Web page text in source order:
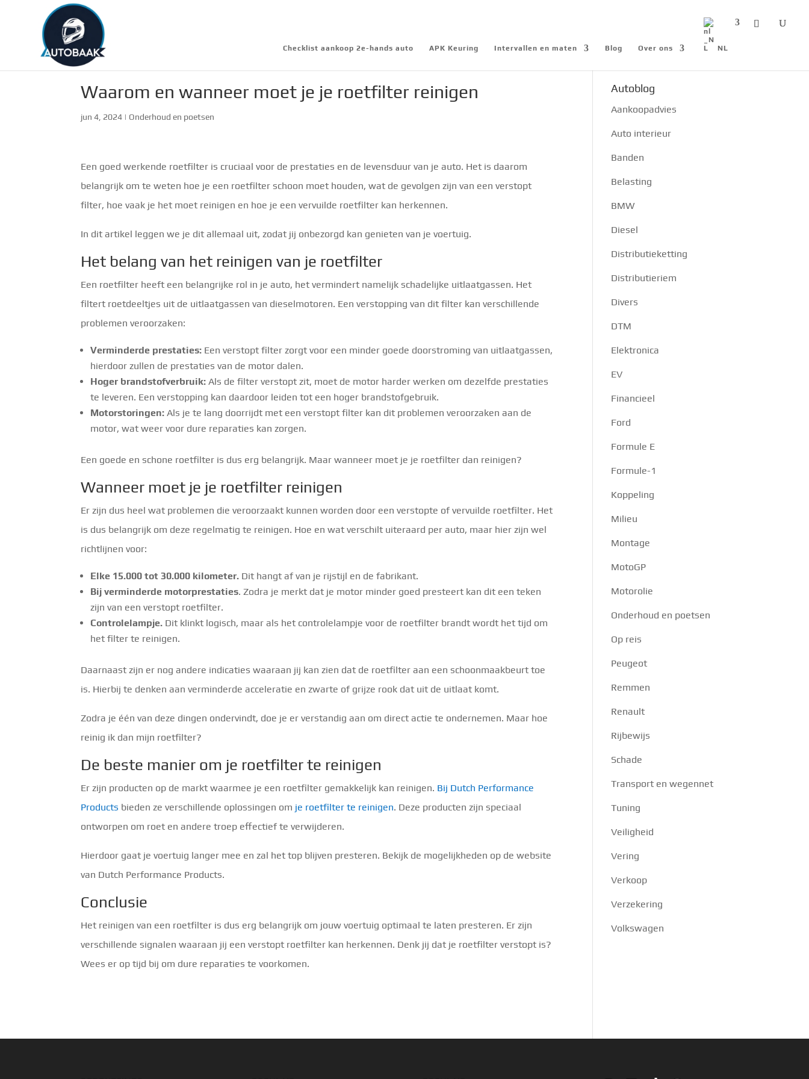
Checklist aankoop 2e-hands auto APK Keuring Intervallen en maten Blog Over ons NL
Waarom en wanneer moet je je roetfilter reinigen
jun 4, 2024 | Onderhoud en poetsen
Een goed werkende roetfilter is cruciaal voor de prestaties en de levensduur van je auto. Het is daarom
belangrijk om te weten hoe je een roetfilter schoon moet houden, wat de gevolgen zijn van een verstopt
filter, hoe vaak je het moet reinigen en hoe je een vervuilde roetfilter kan herkennen.
In dit artikel leggen we je dit allemaal uit, zodat jij onbezorgd kan genieten van je voertuig.
Het belang van het reinigen van je roetfilter
Een roetfilter heeft een belangrijke rol in je auto, het vermindert namelijk schadelijke uitlaatgassen. Het
filtert roetdeeltjes uit de uitlaatgassen van dieselmotoren. Een verstopping van dit filter kan verschillende
problemen veroorzaken:
Verminderde prestaties: Een verstopt filter zorgt voor een minder goede doorstroming van uitlaatgassen,
hierdoor zullen de prestaties van de motor dalen.
Hoger brandstofverbruik: Als de filter verstopt zit, moet de motor harder werken om dezelfde prestaties
te leveren. Een verstopping kan daardoor leiden tot een hoger brandstofgebruik.
Motorstoringen: Als je te lang doorrijdt met een verstopt filter kan dit problemen veroorzaken aan de
motor, wat weer voor dure reparaties kan zorgen.
Een goede en schone roetfilter is dus erg belangrijk. Maar wanneer moet je je roetfilter dan reinigen?
Wanneer moet je je roetfilter reinigen
Er zijn dus heel wat problemen die veroorzaakt kunnen worden door een verstopte of vervuilde roetfilter. Het
is dus belangrijk om deze regelmatig te reinigen. Hoe en wat verschilt uiteraard per auto, maar hier zijn wel
richtlijnen voor:
Elke 15.000 tot 30.000 kilometer. Dit hangt af van je rijstijl en de fabrikant.
Bij verminderde motorprestaties. Zodra je merkt dat je motor minder goed presteert kan dit een teken
zijn van een verstopt roetfilter.
Controlelampje. Dit klinkt logisch, maar als het controlelampje voor de roetfilter brandt wordt het tijd om
het filter te reinigen.
Daarnaast zijn er nog andere indicaties waaraan jij kan zien dat de roetfilter aan een schoonmaakbeurt toe
is. Hierbij te denken aan verminderde acceleratie en zwarte of grijze rook dat uit de uitlaat komt.
Zodra je één van deze dingen ondervindt, doe je er verstandig aan om direct actie te ondernemen. Maar hoe
reinig ik dan mijn roetfilter?
De beste manier om je roetfilter te reinigen
Er zijn producten op de markt waarmee je een roetfilter gemakkelijk kan reinigen. Bij Dutch Performance
Products bieden ze verschillende oplossingen om je roetfilter te reinigen. Deze producten zijn speciaal
ontworpen om roet en andere troep effectief te verwijderen.
Hierdoor gaat je voertuig langer mee en zal het top blijven presteren. Bekijk de mogelijkheden op de website
van Dutch Performance Products.
Conclusie
Het reinigen van een roetfilter is dus erg belangrijk om jouw voertuig optimaal te laten presteren. Er zijn
verschillende signalen waaraan jij een verstopt roetfilter kan herkennen. Denk jij dat je roetfilter verstopt is?
Wees er op tijd bij om dure reparaties te voorkomen.
Autoblog
Aankoopadvies
Auto interieur
Banden
Belasting
BMW
Diesel
Distributieketting
Distributieriem
Divers
DTM
Elektronica
EV
Financieel
Ford
Formule E
Formule-1
Koppeling
Milieu
Montage
MotoGP
Motorolie
Onderhoud en poetsen
Op reis
Peugeot
Remmen
Renault
Rijbewijs
Schade
Transport en wegennet
Tuning
Veiligheid
Vering
Verkoop
Verzekering
Volkswagen